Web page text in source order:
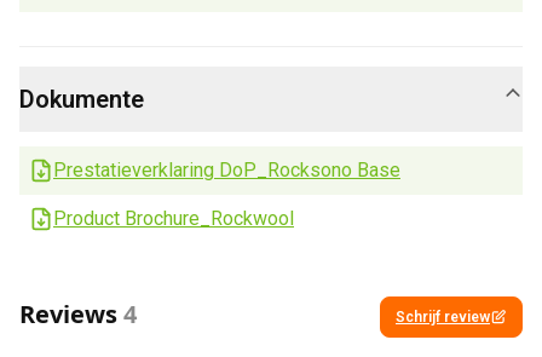
Dokumente
Prestatieverklaring DoP_Rocksono Base
Product Brochure_Rockwool
Reviews4 Schrijf review